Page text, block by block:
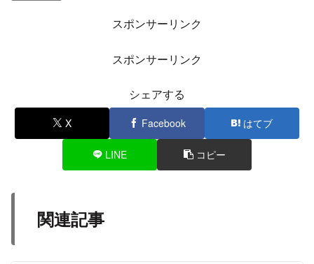
スポンサーリンク
スポンサーリンク
シェアする
X Facebook はてブ
LINE コピー
関連記事